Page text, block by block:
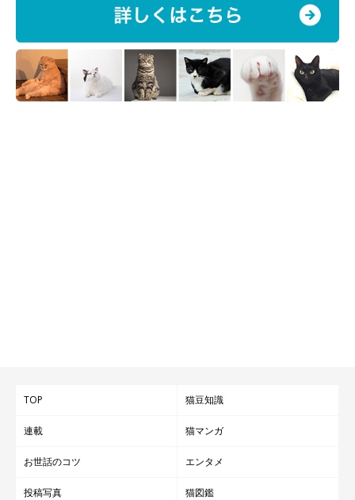
TOP 猫豆知識
連載 猫マンガ
お世話のコツ エンタメ
投稿写真 猫図鑑